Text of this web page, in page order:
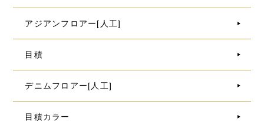
アジアンフロアー[人工]
目積
デニムフロアー[人工]
目積カラー